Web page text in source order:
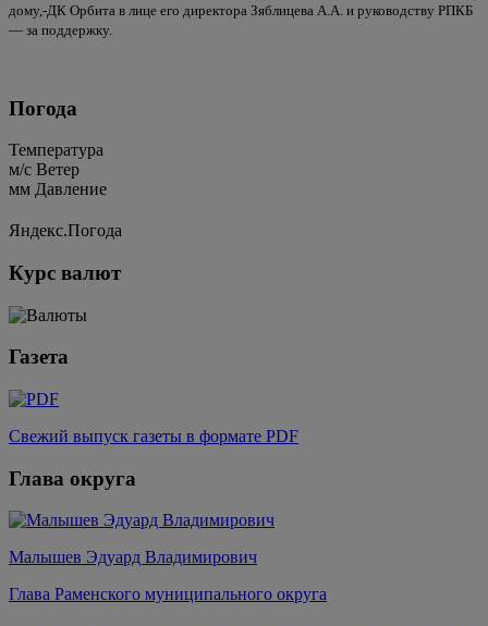
дому,-ДК Орбита в лице его директора Зяблицева А.А. и руководству РПКБ
— за поддержку.
Погода
Температура
м/c Ветер
мм Давление
Яндекс.Погода
Курс валют
Газета
Свежий выпуск газеты в формате PDF
Глава округа
Малышев Эдуард Владимирович
Глава Раменского муниципального округа